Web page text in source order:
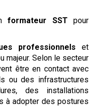
formateur SST pour
professionnels et
majeur. Selon le secteur
être en contact avec
ou des infrastructures
des installations
à adopter des postures